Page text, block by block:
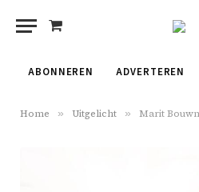
Shopping
ABONNEREN ADVERTEREN
Home » Uitgelicht » Marit